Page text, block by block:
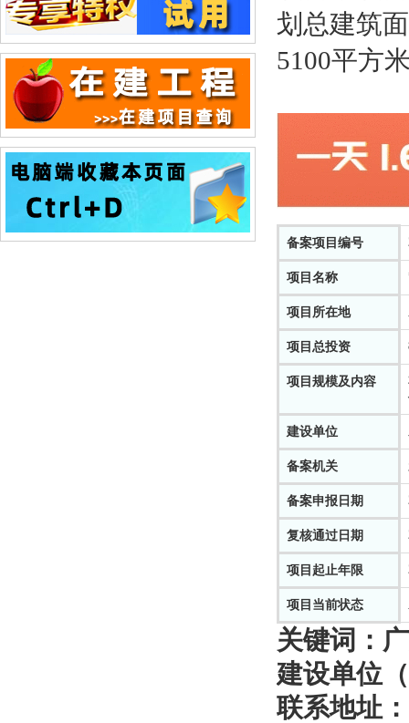
划总建筑
5100平方
备案项目编号
项目名称
项目所在地
项目总投资
项目规模及内容
建设单位
备案机关
备案申报日期
复核通过日期
项目起止年限
项目当前状态
关键词：
建设单位
联系地址：